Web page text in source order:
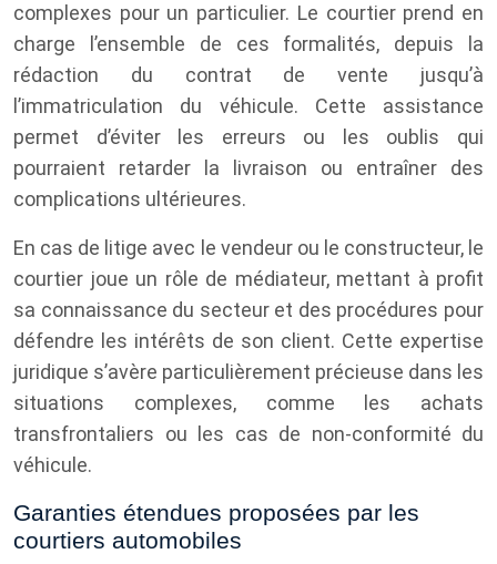
complexes pour un particulier. Le courtier prend en
charge l’ensemble de ces formalités, depuis la
rédaction du contrat de vente jusqu’à
l’immatriculation du véhicule. Cette assistance
permet d’éviter les erreurs ou les oublis qui
pourraient retarder la livraison ou entraîner des
complications ultérieures.
En cas de litige avec le vendeur ou le constructeur, le
courtier joue un rôle de médiateur, mettant à profit
sa connaissance du secteur et des procédures pour
défendre les intérêts de son client. Cette expertise
juridique s’avère particulièrement précieuse dans les
situations complexes, comme les achats
transfrontaliers ou les cas de non-conformité du
véhicule.
Garanties étendues proposées par les
courtiers automobiles